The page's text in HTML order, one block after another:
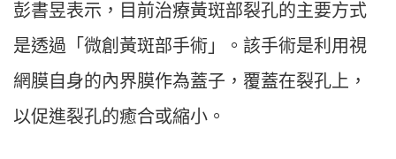
彭書昱表示，目前治療黃斑部裂孔的主要方式
是透過「微創黃斑部手術」。該手術是利用視
網膜自身的內界膜作為蓋子，覆蓋在裂孔上，
以促進裂孔的癒合或縮小。